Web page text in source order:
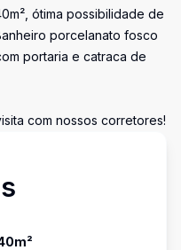
ótima possibilidade de
porcelanato fosco
portaria e catraca de
com nossos corretores!
m²